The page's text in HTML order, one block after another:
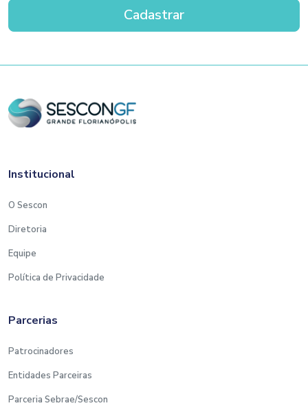
Institucional
O Sescon
Diretoria
Equipe
Política de Privacidade
Parcerias
Patrocinadores
Entidades Parceiras
Parceria Sebrae/Sescon